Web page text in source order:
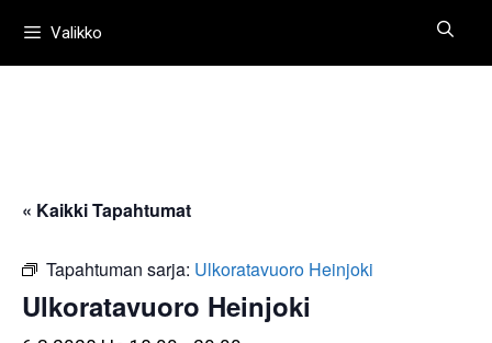
sisältöönValikko
« Kaikki Tapahtumat
Tapahtuman sarja: Ulkoratavuoro Heinjoki
Ulkoratavuoro Heinjoki